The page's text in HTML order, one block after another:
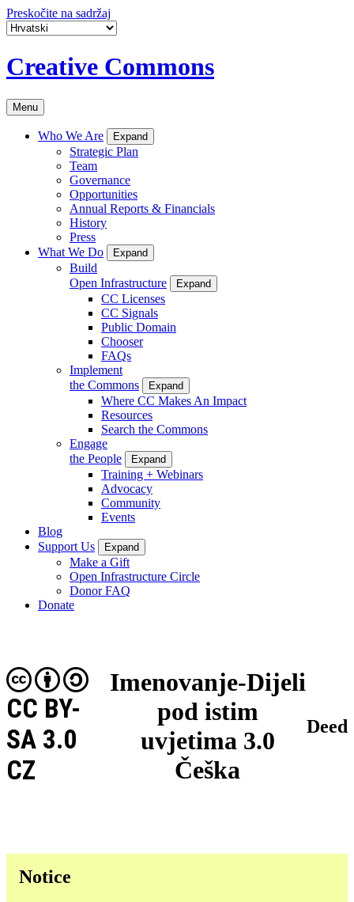
Preskočite na sadržaj
Creative Commons
Menu
Who We Are Expand
Strategic Plan
Team
Governance
Opportunities
Annual Reports & Financials
History
Press
What We Do
Expand
Build
Open Infrastructure
Expand
CC Licenses
CC Signals
Public Domain
Chooser
FAQs
Implement
the Commons
Expand
Where CC Makes An Impact
Resources
Search the Commons
Engage
the People
Expand
Training + Webinars
Advocacy
Community
Events
Blog
Support Us
Expand
Make a Gift
Open Infrastructure Circle
Donor FAQ
Donate
Imenovanje-Dijeli
pod istim
uvjetima 3.0
Češka
CC BY-
SA 3.0
CZ
Deed
Notice